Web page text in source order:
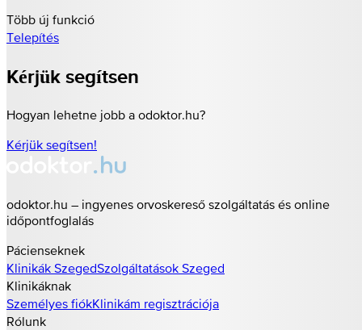
Több új funkció
Telepítés
Kérjük segítsen
Hogyan lehetne jobb a odoktor.hu?
Kérjük segítsen!
odoktor.hu – ingyenes orvoskereső szolgáltatás és online
időpontfoglalás
Pácienseknek
Klinikák SzegedSzolgáltatások Szeged
Klinikáknak
Személyes fiókKlinikám regisztrációja
Rólunk